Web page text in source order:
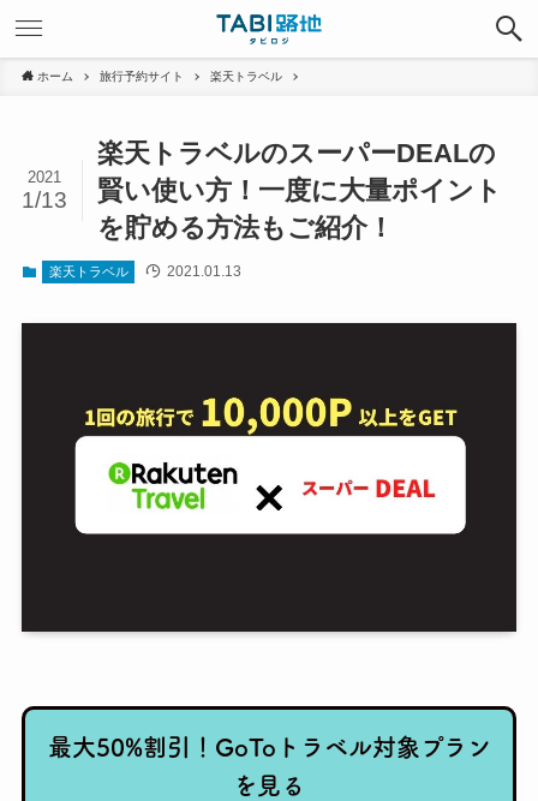
ホーム 旅行予約サイト 楽天トラベル
楽天トラベルのスーパーDEALの
賢い使い方！一度に大量ポイント
を貯める方法もご紹介！
2021
1/13
楽天トラベル 2021.01.13
最大50%割引！GoToトラベル対象プラン
を見る